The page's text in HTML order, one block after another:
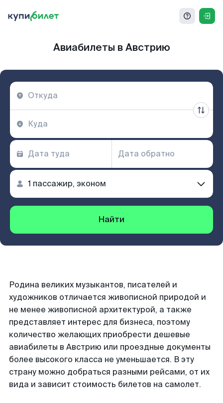
Авиабилеты в Австрию
Найти
Родина великих музыкантов, писателей и
художников отличается живописной природой и
не менее живописной архитектурой, а также
представляет интерес для бизнеса, поэтому
количество желающих приобрести дешевые
авиабилеты в Австрию или проездные документы
более высокого класса не уменьшается. В эту
страну можно добраться разными рейсами, от их
вида и зависит стоимость билетов на самолет.